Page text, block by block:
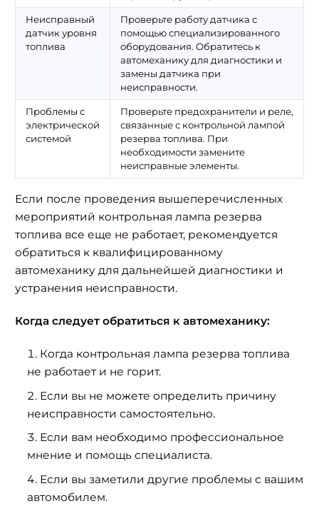
Неисправный
датчик уровня
топлива
Проверьте работу датчика с
помощью специализированного
оборудования. Обратитесь к
автомеханику для диагностики и
замены датчика при
неисправности.
Проблемы с
электрической
системой
Проверьте предохранители и реле,
связанные с контрольной лампой
резерва топлива. При
необходимости замените
неисправные элементы.
Если после проведения вышеперечисленных
мероприятий контрольная лампа резерва
топлива все еще не работает, рекомендуется
обратиться к квалифицированному
автомеханику для дальнейшей диагностики и
устранения неисправности.
Когда следует обратиться к автомеханику:
Когда контрольная лампа резерва топлива
не работает и не горит.
Если вы не можете определить причину
неисправности самостоятельно.
Если вам необходимо профессиональное
мнение и помощь специалиста.
Если вы заметили другие проблемы с вашим
автомобилем.